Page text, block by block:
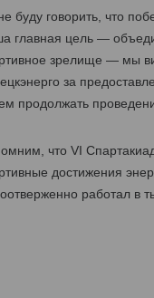
буду говорить, что
главная цель —
зрелище — мы
за
продолжать
что VI
достижения
работал в